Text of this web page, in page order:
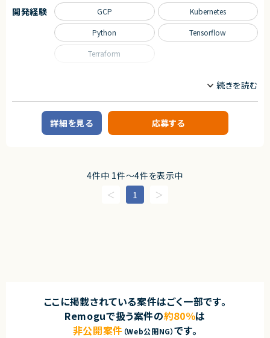
・内製化組織の急速な拡大に伴い、高度な技術とビジネス両面でリードでき
る人材が不足しているため
・要件定義、基本設計、詳細設計、実装
■その他補足
・週1～2回程度の出社または客先訪問あり（終日常駐なし）
・データサイエンティストとしての実務5年以上
・3名以上のメンバーマネジメント、またはリードエンジニアとしての牽引経
・提案・要件定義・折衝などのコンサルティング実務経験（事業会社/SIer/フ
・Pythonでの商用レベルのモデル実装・評価スキル
・論理的で構造化されたドキュメンテーション能力（Outcomeを重視した記
エージェントから
インフラエンジニア/SRE
サーバーサイドエンジニア
■企業概要
・GCP（Google Cloud）を基盤としたAI/ML環境の構築および運用
・Vertex AIを活用した機械学習基盤の設計・構築
■その他補足
・英語環境での対応が求められる可能性あり
・初日のみ出社、その後リモート
開発経験 GCP Kubernetes
Python Tensorflow
Terraform
詳細を見る 応募する
4件中 1件〜4件を表示中
1
ここに掲載されている案件はごく一部です。
Remoguで扱う案件の約80％は
非公開案件 （Web公開NG）です。